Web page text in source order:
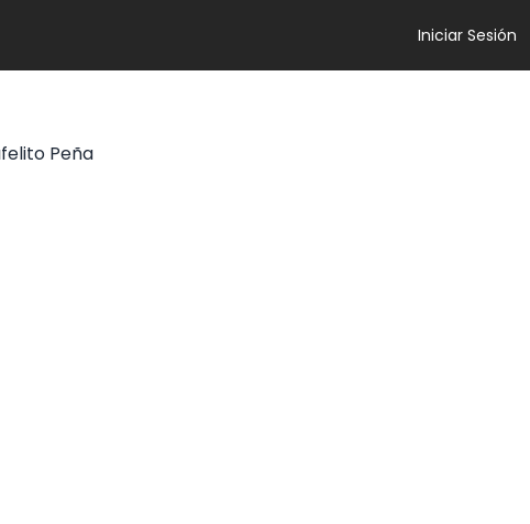
Iniciar Sesión
Peña